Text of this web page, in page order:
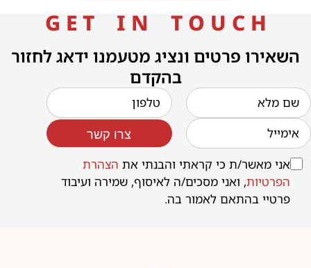
G E T I N T O U C H
השאירו פרטים ונציג מטעמנו ידאג לחזור
בהקדם
אני מאשר/ת כי קראתי והבנתי את הצהרת
הפרטיות, ואני מסכים/ה לאיסוף, שמירה ועיבוד
פרטיי בהתאם לאמור בה.
צרו קשר